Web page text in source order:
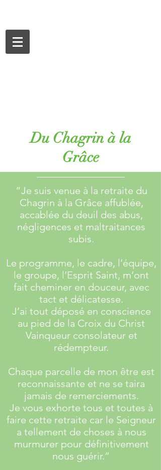
Du Chagrin à la
Grâce
“Je suis venue à la retraite du
Chagrin à la Grâce affublée,
accablée du deuil des abus,
négligences et maltraitances
subis.
Le programme, le cadre, l’équipe,
le groupe, l’Esprit Saint, m’ont
fait cheminer en douceur, avec
tact et délicatesse.
J’ai tout déposé en conscience
au pied de la Croix du Christ
Vainqueur consolateur et
rédempteur.
Chaque parcelle de mon être est
reconnaissante et ne se taira
jamais de remerciements.
Je vous exhorte tous et toutes à
faire cette retraite car le Seigneur
a tellement de choses à nous
murmurer pour définitivement
nous guérir.”